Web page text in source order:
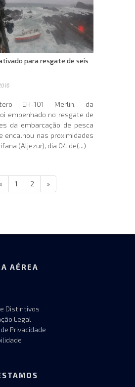
para resgate de seis
EH-101 Merlin, da
empenhado no resgate de
da embarcação de pesca
encalhou nas proximidades
(Aljezur), dia 04 de(...)
« 1 2 »
AÉREA
Distintivos
Legal
Privacidade